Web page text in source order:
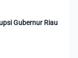
Gubernur Riau